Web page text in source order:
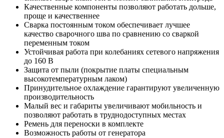
Качественные компоненты позволяют работать дольше,
проще и качественнее
Сварка постоянным током обеспечивает лучшее
качество сварочного шва по сравнению со сваркой
переменным током
Устойчивая работа при колебаниях сетевого напряжения
до 160 В
Защита от пыли (покрытие платы специальным
высокотемпературным лаком)
Принудительное охлаждение гарантируют увеличенную
производительность
Малый вес и габариты увеличивают мобильность и
позволяют работать в труднодоступных местах
Ремень для переноски в комплекте
Возможность работы от генератора